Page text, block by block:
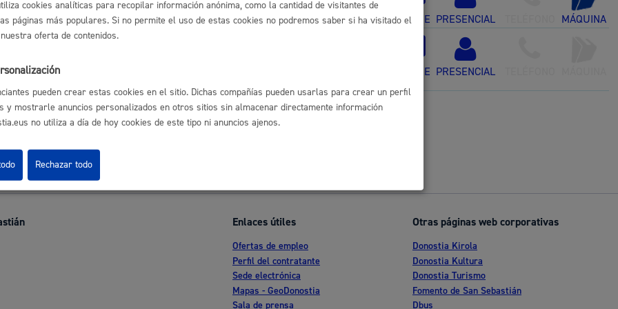
Administración municipal
Tablón de anuncios oficiales
Catálogo de trámites
ONLINE PRESENCIAL MÁQUINA
Salvamento
ONLINE PRESENCIAL
Volver atrás
Enlaces útiles
Ofertas de empleo
Perfil del contratante
Sede electrónica
Mapas - GeoDonostia
Sala de prensa
Otras páginas web corporativas
Donostia Kirola
Donostia Kultura
Donostia Turismo
Fomento de San Sebastián
Dbus
cookies analíticas para recopilar información anónima, como la cantidad de visitantes de
páginas más populares. Si no permite el uso de estas cookies no podremos saber si ha visitado el
oferta de contenidos.
pueden crear estas cookies en el sitio. Dichas compañías pueden usarlas para crear un perfil
y mostrarle anuncios personalizados en otros sitios sin almacenar directamente información
no utiliza a día de hoy cookies de este tipo ni anuncios ajenos.
Rechazar todo